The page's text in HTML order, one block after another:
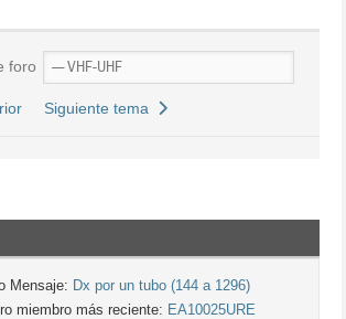
foro
Siguiente tema
Mensaje: Dx por un tubo (144 a 1296)
miembro más reciente: EA10025URE